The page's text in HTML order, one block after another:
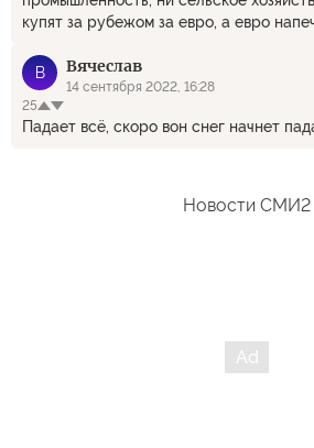
купят за рубежом за евро, а евро
В Вячеслав
14 сентября 2022, 16:28
25
Падает всё, скоро вон снег начнет
Новости СМИ2